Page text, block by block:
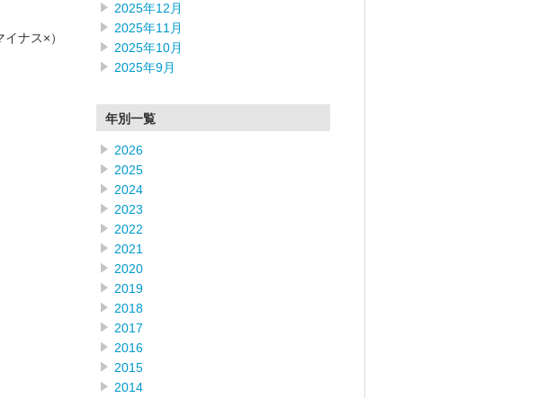
ナス×）
2025年12月
2025年11月
2025年10月
2025年9月
年別一覧
2026
2025
2024
2023
2022
2021
2020
2019
2018
2017
2016
2015
2014